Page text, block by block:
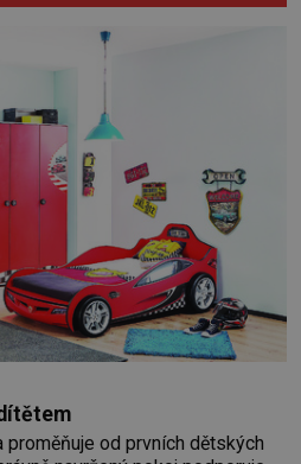
od prvních dětských